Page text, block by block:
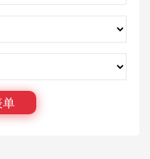
小猪佩奇，
来了！